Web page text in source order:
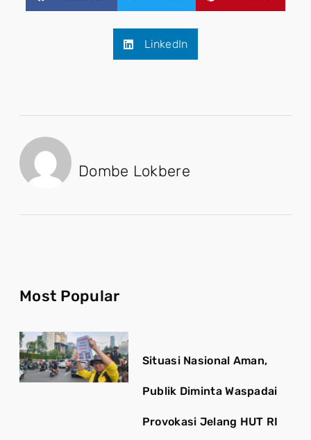
LinkedIn
Dombe Lokbere
Most Popular
Situasi Nasional Aman,
Publik Diminta Waspadai
Provokasi Jelang HUT RI